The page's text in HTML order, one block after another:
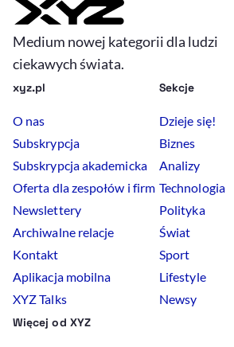
Medium nowej kategorii dla ludzi
ciekawych świata.
xyz.pl
O nas
Subskrypcja
Subskrypcja akademicka
Oferta dla zespołów i firm
Newslettery
Archiwalne relacje
Kontakt
Aplikacja mobilna
XYZ Talks
Sekcje
Dzieje się!
Biznes
Analizy
Technologia
Polityka
Świat
Sport
Lifestyle
Newsy
Więcej od XYZ